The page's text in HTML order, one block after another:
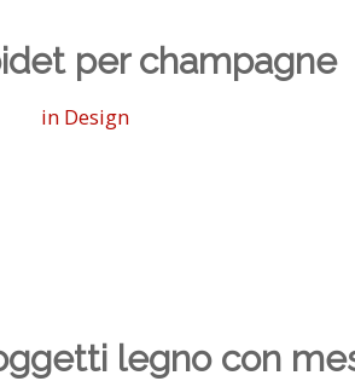
per champagne
in Design
legno con